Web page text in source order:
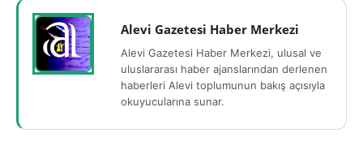
Alevi Gazetesi Haber Merkezi
Alevi Gazetesi Haber Merkezi, ulusal ve
uluslararası haber ajanslarından derlenen
haberleri Alevi toplumunun bakış açısıyla
okuyucularına sunar.